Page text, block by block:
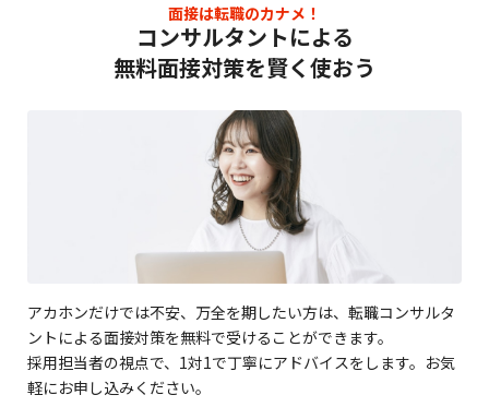
面接は転職のカナメ！
コンサルタントによる
無料面接対策を賢く使おう
アカホンだけでは不安、万全を期したい方は、転職コンサルタ
ントによる面接対策を無料で受けることができます。
採用担当者の視点で、1対1で丁寧にアドバイスをします。お気
軽にお申し込みください。